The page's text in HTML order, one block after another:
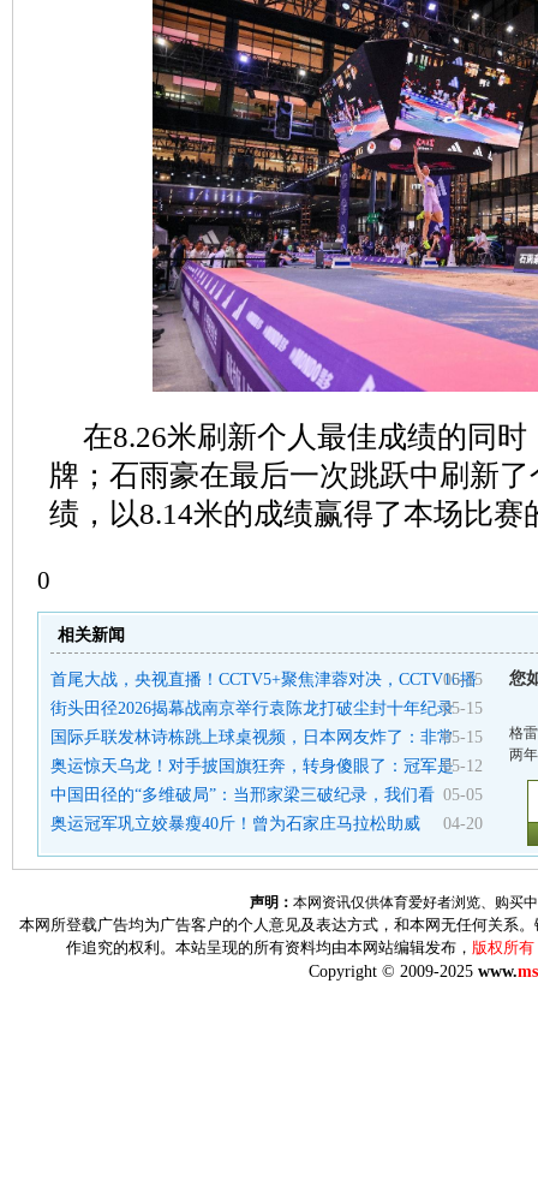
在8.26米刷新个人最佳成绩的同
牌；石雨豪在最后一次跳跃中刷新
绩，以8.14米的成绩赢得了本场比赛
0
相关新闻
首尾大战，央视直播！CCTV5+聚焦津蓉对决，CCTV16播
05-15
街头田径2026揭幕战南京举行袁陈龙打破尘封十年纪录05-15
国际乒联发林诗栋跳上球桌视频，日本网友炸了：非常05-15
奥运惊天乌龙！对手披国旗狂奔，转身傻眼了：冠军是05-12
中国田径的“多维破局”：当邢家梁三破纪录，我们看 05-05
奥运冠军巩立姣暴瘦40斤！曾为石家庄马拉松助威
04-20
您
格
两年
声明： 本网资讯仅供体育爱好者浏览、购买
本网所登载广告均为广告客户的个人意见及表达方式，和本网无任何关系
作追究的权利。本站呈现的所有资料均由本网站编辑发布， 版权所有
Copyright © 2009-2025 www.